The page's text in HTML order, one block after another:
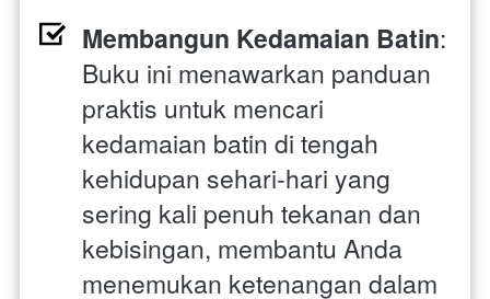
Membangun Kedamaian Batin:
Buku ini menawarkan panduan
praktis untuk mencari
kedamaian batin di tengah
kehidupan sehari-hari yang
sering kali penuh tekanan dan
kebisingan, membantu Anda
menemukan ketenangan dalam